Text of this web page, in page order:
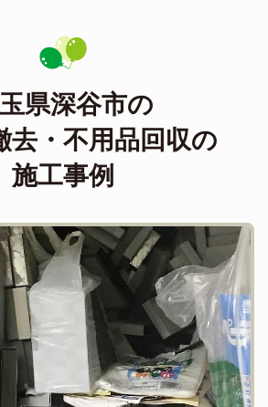
県深谷市の
去・不用品回収の
施工事例